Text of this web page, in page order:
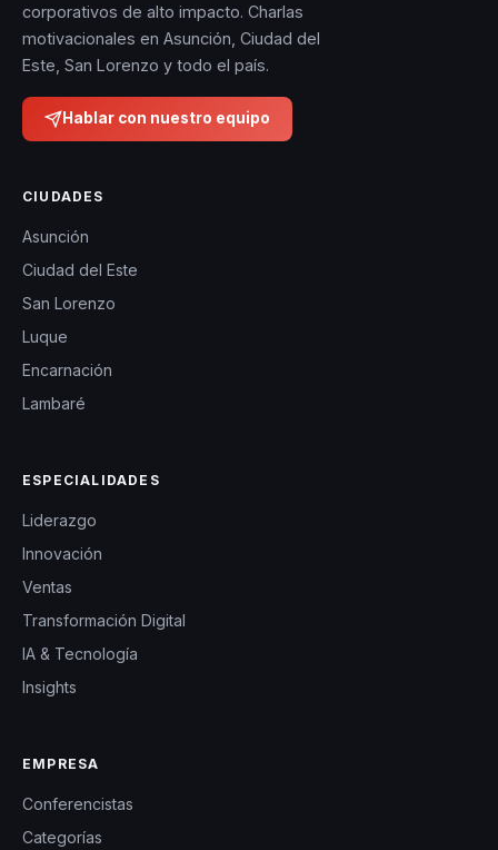
corporativos de alto impacto. Charlas
motivacionales en Asunción, Ciudad del
Este, San Lorenzo y todo el país.
Hablar con nuestro equipo
CIUDADES
Asunción
Ciudad del Este
San Lorenzo
Luque
Encarnación
Lambaré
ESPECIALIDADES
Liderazgo
Innovación
Ventas
Transformación Digital
IA & Tecnología
Insights
EMPRESA
Conferencistas
Categorías